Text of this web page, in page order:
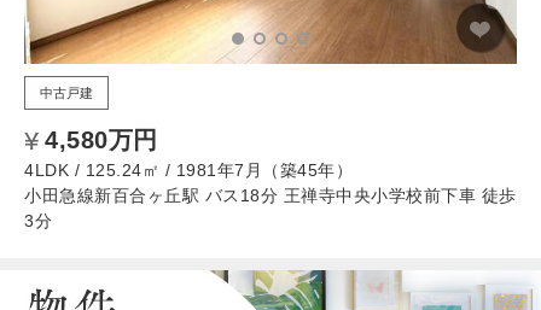
中古戸建
4,580万円
4LDK / 125.24㎡ / 1981年7月（築45年）
小田急線新百合ヶ丘駅 バス18分 王禅寺中央小学校前下車 徒歩
3分